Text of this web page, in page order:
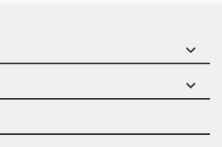
keyboard_arrow_down
keyboard_arrow_down